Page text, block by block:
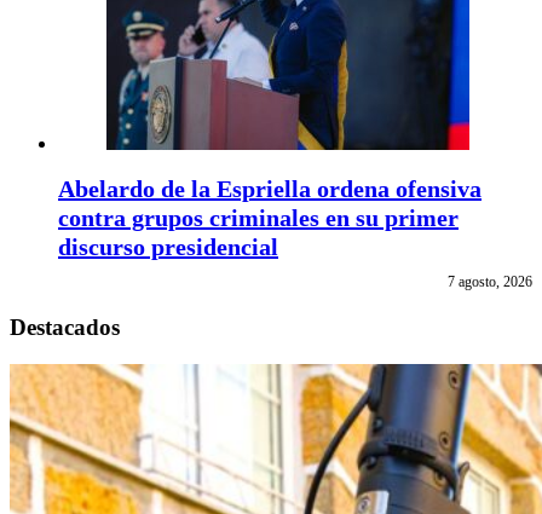
Abelardo de la Espriella ordena ofensiva
contra grupos criminales en su primer
discurso presidencial
7 agosto, 2026
Destacados